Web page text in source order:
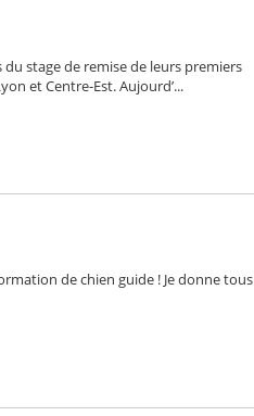
stage de remise de leurs premiers
et Centre-Est. Aujourd’...
de chien guide ! Je donne tous